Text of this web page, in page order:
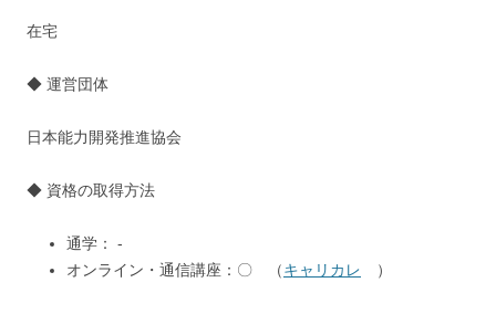
在宅
◆ 運営団体
日本能力開発推進協会
◆ 資格の取得方法
通学： ‐
オンライン・通信講座：〇 （キャリカレ ）